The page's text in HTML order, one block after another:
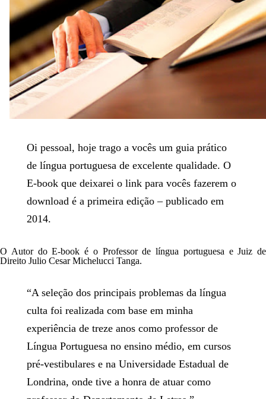
Oi pessoal, hoje trago a vocês um guia prático
de língua portuguesa de excelente qualidade. O
E-book que deixarei o link para vocês fazerem o
download é a primeira edição – publicado em
2014.
O Autor do E-book é o Professor de língua portuguesa e Juiz de
Direito Julio Cesar Michelucci Tanga.
“A seleção dos principais problemas da língua
culta foi realizada com base em minha
experiência de treze anos como professor de
Língua Portuguesa no ensino médio, em cursos
pré-vestibulares e na Universidade Estadual de
Londrina, onde tive a honra de atuar como